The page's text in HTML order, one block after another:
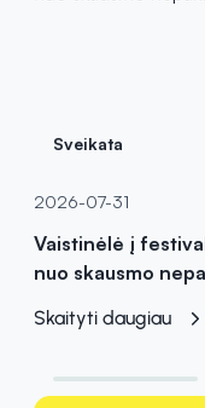
Sveikata
2026-07-31
Vaistinėlė į
nuo skausmo
Skaityti daugiau